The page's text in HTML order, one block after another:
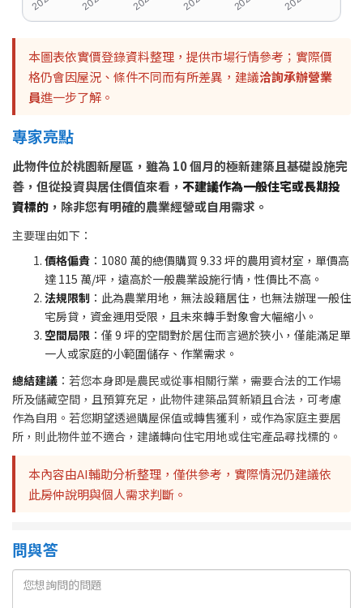
本圖表依實價登錄資料整理，提供市場行情參考；實際價
格仍會因屋況、條件不同而有所差異，建議洽詢承辦營業
員進一步了解。
專家亮點
此物件位於桃園新屋區，雖為 10 個月的極新建築且基礎設施完
善，但從投資與居住價值來看， 不建議作為一般住宅或長期投
資標的 ，除非您有明確的農業經營或自用需求。
主要理由如下：
價格偏貴 ：1080 萬的總價購買 9.33 坪的農用資材室，單價高
達 115 萬/坪，遠高於一般農業設施行情，性價比不高。
法規限制 ：此為農業用地，無法設籍居住，也無法辦理一般住
宅房貸，資金運用受限，且未來轉手對象會大幅縮小。
空間局限 ：僅 9 坪的空間對於居住而言過於狹小，僅能滿足單
一人或家庭的小範圍儲存、作業需求。
總結建議 ：若您本身即是農民或從事相關行業，需要合法的工作場
所及儲藏空間，且預算充足，此物件建築品質新穎且合法，可考慮
作為自用。若您期望透過購屋保值或轉售獲利，或作為家庭主要居
所，則此物件並不適合，建議轉向住宅用地或住宅產品尋找標的。
本內容由AI輔助分析整理，僅供參考，實際情況仍建議依
此房仲說明與個人需求判斷。
問與答